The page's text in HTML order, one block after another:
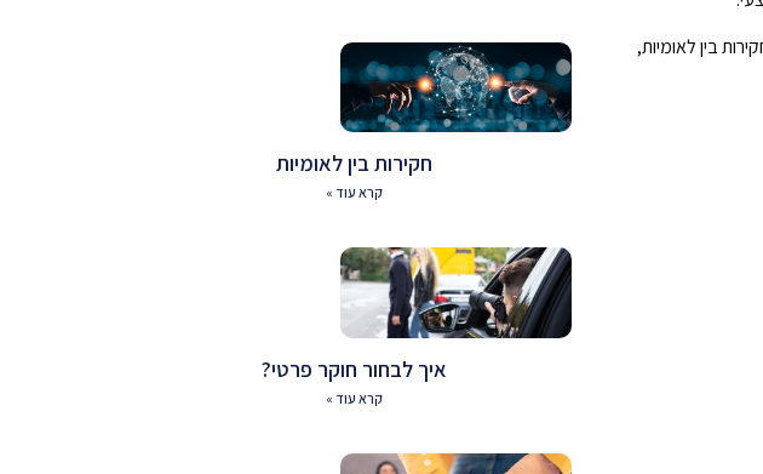
בין לאומיות,
חקירות בין לאומיות
קרא עוד »
איך לבחור חוקר פרטי?
קרא עוד »